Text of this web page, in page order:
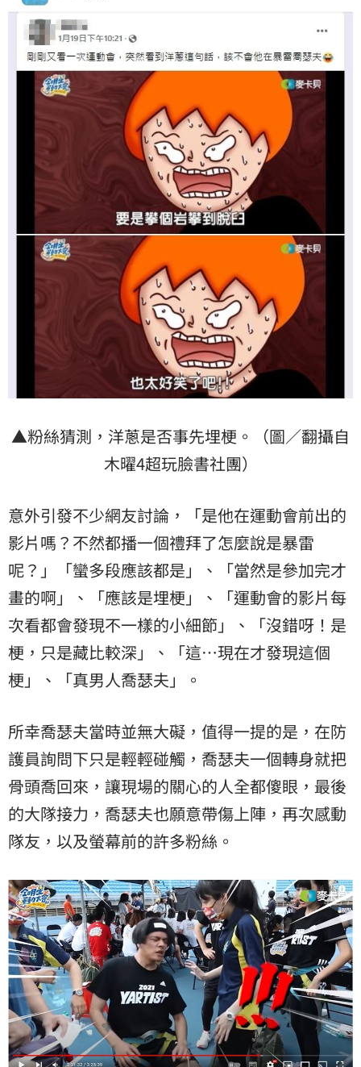
▲粉絲猜測，洋蔥是否事先埋梗。（圖／翻攝自
木曜4超玩臉書社團）
意外引發不少網友討論，「是他在運動會前出的
影片嗎？不然都播一個禮拜了怎麼說是暴雷
呢？」「蠻多段應該都是」、「當然是參加完才
畫的啊」、「應該是埋梗」、「運動會的影片每
次看都會發現不一樣的小細節」、「沒錯呀！是
梗，只是藏比較深」、「這…現在才發現這個
梗」、「真男人喬瑟夫」。
所幸喬瑟夫當時並無大礙，值得一提的是，在防
護員詢問下只是輕輕碰觸，喬瑟夫一個轉身就把
骨頭喬回來，讓現場的關心的人全都傻眼，最後
的大隊接力，喬瑟夫也願意帶傷上陣，再次感動
隊友，以及螢幕前的許多粉絲。